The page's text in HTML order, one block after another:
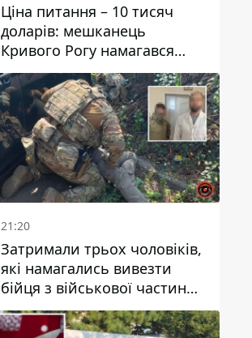
Ціна питання – 10 тисяч
доларів: мешканець
Кривого Рогу намагався
переправити чоловіка до
Словаччини
21:20
Затримали трьох чоловіків,
які намагались вивезти
бійця з військової частини
до Дніпра за 7 тисяч
доларів: серед них був лікар